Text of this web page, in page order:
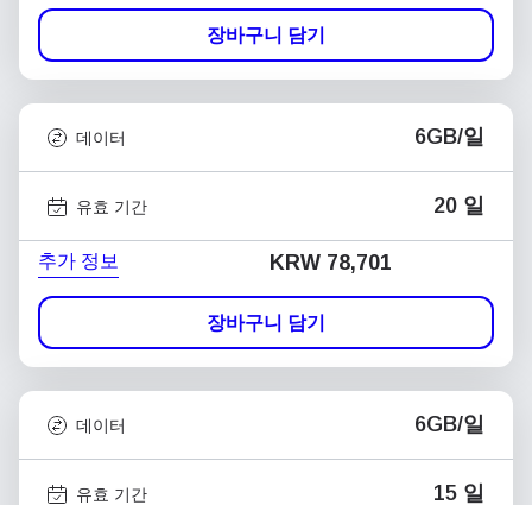
장바구니 담기
데이터 6GB/일
유효 기간 20 일
추가 정보 KRW 78,701
장바구니 담기
데이터 6GB/일
유효 기간 15 일